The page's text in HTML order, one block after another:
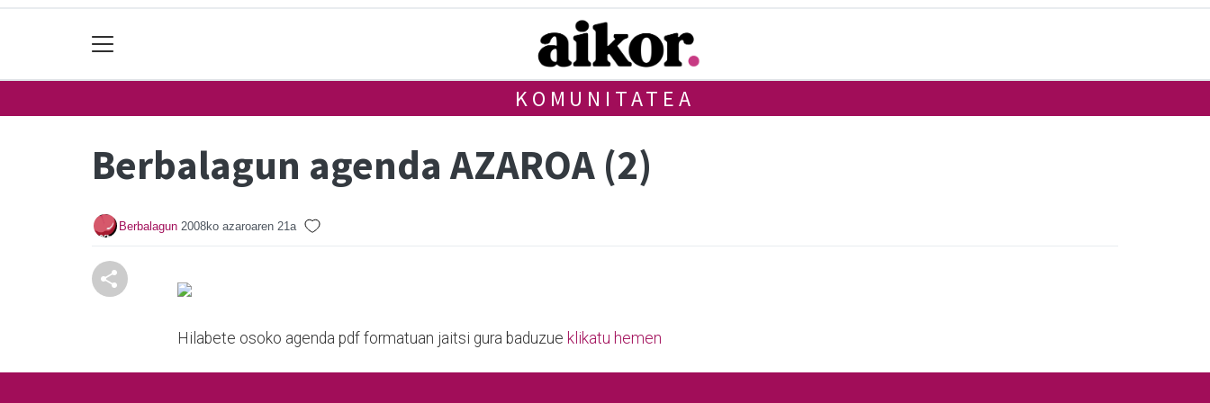
KOMUNITATEA
Berbalagun agenda AZAROA (2)
Berbalagun 2008ko azaroaren 21a
Hilabete osoko agenda pdf formatuan jaitsi gura baduzue klikatu hemen